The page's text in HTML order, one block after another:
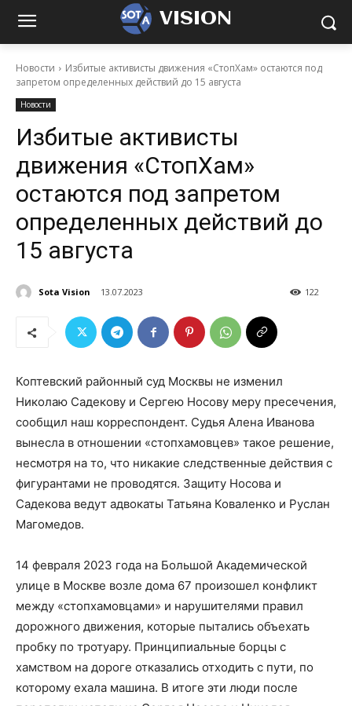
VISION
Новости
Избитые активисты движения «СтопХам» остаются под
запретом определенных действий до 15 августа
Новости
Избитые активисты
движения «СтопХам»
остаются под запретом
определенных действий до
15 августа
Sota Vision 13.07.2023 122
Коптевский районный суд Москвы не изменил
Николаю Садекову и Сергею Носову меру пресечения,
сообщил наш корреспондент. Судья Алена Иванова
вынесла в отношении «стопхамовцев» такое решение,
несмотря на то, что никакие следственные действия с
фигурантами не проводятся. Защиту Носова и
Садекова ведут адвокаты Татьяна Коваленко и Руслан
Магомедов.
14 февраля 2023 года на Большой Академической
улице в Москве возле дома 67 произошел конфликт
между «стопхамовцами» и нарушителями правил
дорожного движения, которые пытались объехать
пробку по тротуару. Принципиальные борцы с
хамством на дороге отказались отходить с пути, по
которому ехала машина. В итоге эти люди после